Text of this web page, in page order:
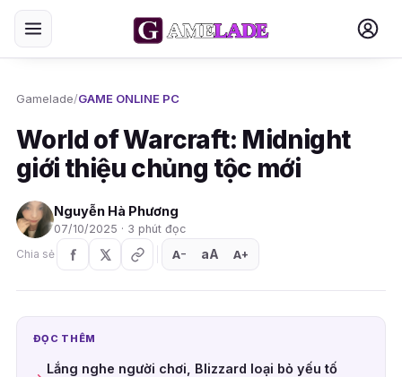
Gamelade/GAME ONLINE PC
World of Warcraft: Midnight
giới thiệu chủng tộc mới
Nguyễn Hà Phương
07/10/2025 · 3 phút đọc
Chia sẻ
A− aA A+
ĐỌC THÊM
Lắng nghe người chơi, Blizzard loại bỏ yếu tố